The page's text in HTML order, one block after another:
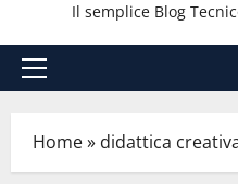
Il semplice Blog
Menu
Home» didattica